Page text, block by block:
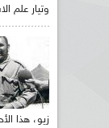
وتيار علم
زيو، هذا